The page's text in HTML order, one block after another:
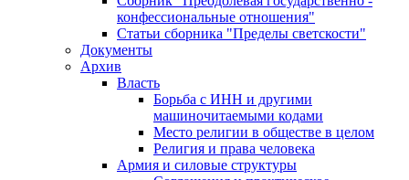
конфессиональные отношения"
Статьи сборника "Пределы светскости"
Документы
Архив
Власть
Борьба с ИНН и другими
машиночитаемыми кодами
Место религии в обществе в целом
Религия и права человека
Армия и силовые структуры